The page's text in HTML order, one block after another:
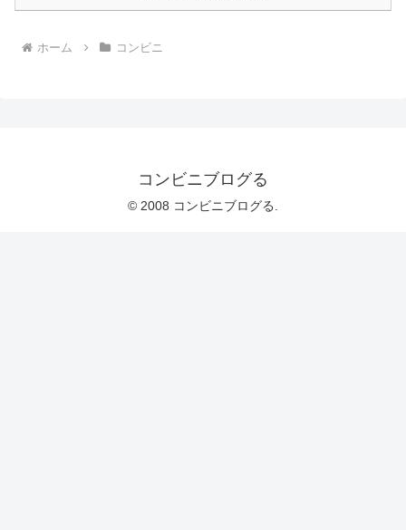
ホーム コンビニ
コンビニブログる
© 2008 コンビニブログる.